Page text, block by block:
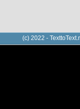
(c) 2022 -